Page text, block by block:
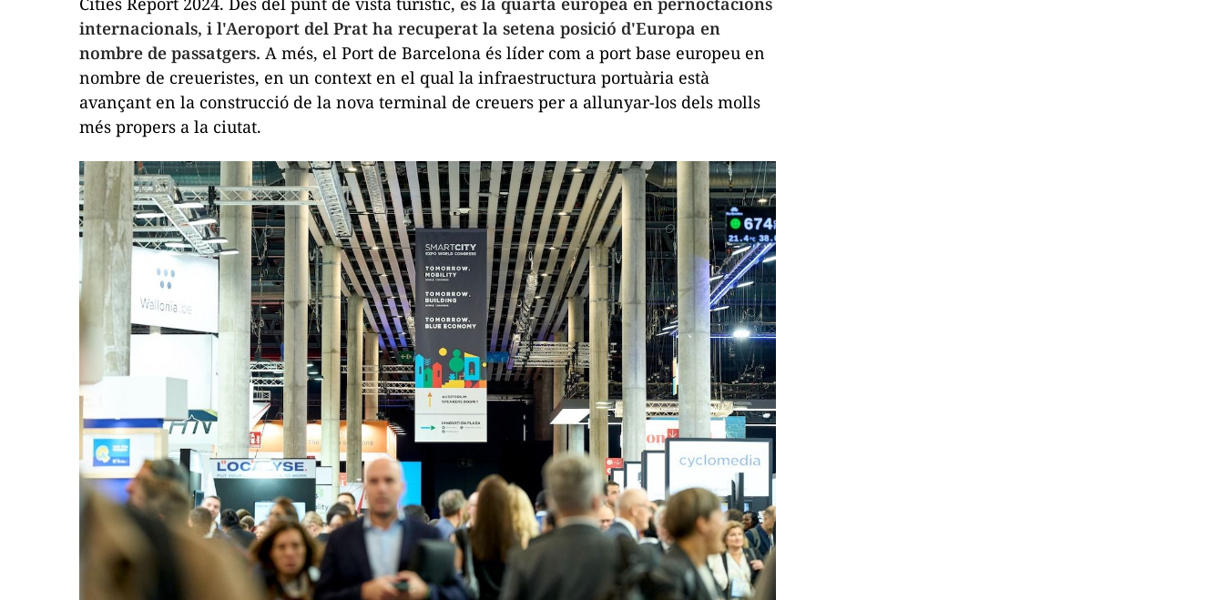
internacionals, i l'Aeroport del Prat ha recuperat la setena posició d'Europa en
nombre de passatgers. A més, el Port de Barcelona és líder com a port base europeu en
nombre de creueristes, en un context en el qual la infraestructura portuària està
avançant en la construcció de la nova terminal de creuers per a allunyar-los dels molls
més propers a la ciutat.